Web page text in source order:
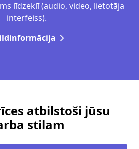
līdzeklī (audio, video, lietotāja
interfeiss).
atbilstoši jūsu
stilam